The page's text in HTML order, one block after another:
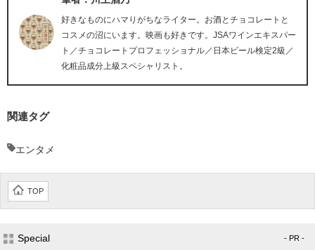
好きなものにハマりがちなライター。お酒とチョコレートと
コスメの沼にいます。映画も好きです。JSAワインエキスパー
ト／チョコレートプロフェッショナル／日本ビール検定2級／
化粧品成分上級スペシャリスト。
関連タグ
エンタメ
TOP
Special - PR -